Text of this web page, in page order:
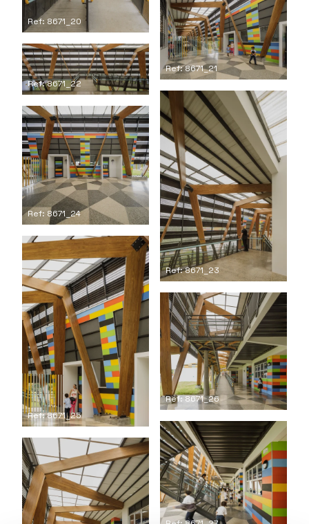
Ref: 8671_20
Ref: 8671_21
Ref: 8671_22
Ref: 8671_23
Ref: 8671_24
Ref: 8671_25
Ref: 8671_26